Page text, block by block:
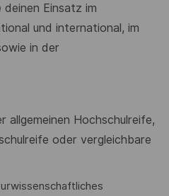
Einsatz im
und international, im
in der
allgemeinen Hochschulreife,
oder vergleichbare